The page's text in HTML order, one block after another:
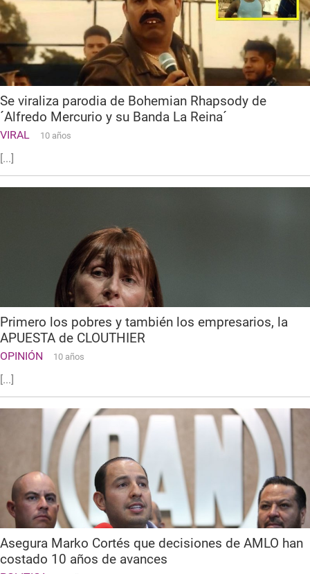
Se viraliza parodia de Bohemian Rhapsody de
´Alfredo Mercurio y su Banda La Reina´
VIRAL 10 años
[...]
Primero los pobres y también los empresarios, la
APUESTA de CLOUTHIER
OPINIÓN 10 años
[...]
Asegura Marko Cortés que decisiones de AMLO han
costado 10 años de avances